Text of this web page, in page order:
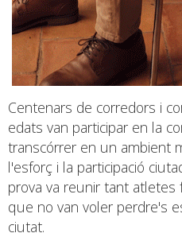
Centenars de corredors i
edats van participar en la
transcórrer en un ambient
l'esforç i la participació
prova va reunir tant atletes
que no van voler perdre's
ciutat.